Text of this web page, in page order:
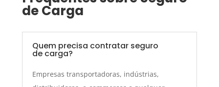
de Carga
Quem precisa contratar seguro
de carga?
Empresas transportadoras, indústrias,